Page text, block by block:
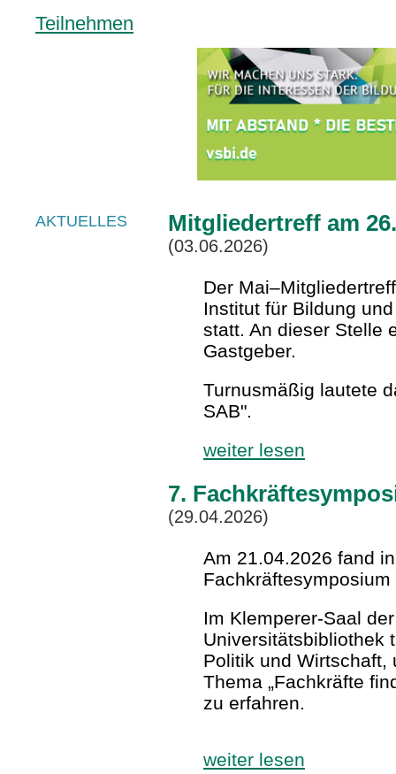
Teilnehmen
AKTUELLES Mitgliedertreff am
(03.06.2026)
Der
Institut für Bildung
statt. An dieser Stelle
Gastgeber.
Turnusmäßig lautete
SAB".
weiter lesen
7.
(29.04.2026)
Am 21.04.2026 fand
Fachkräftesymposium
Im Klemperer-Saal
Universitätsbibliothek
Politik und Wirtschaft,
Thema „Fachkräfte
zu erfahren.
weiter lesen